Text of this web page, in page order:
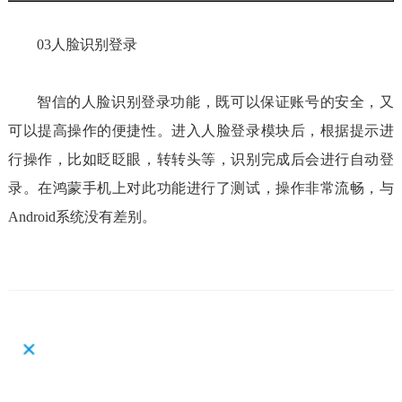
03人脸识别登录
智信的人脸识别登录功能，既可以保证账号的安全，又
可以提高操作的便捷性。进入人脸登录模块后，根据提示进
行操作，比如眨眨眼，转转头等，识别完成后会进行自动登
录。在鸿蒙手机上对此功能进行了测试，操作非常流畅，与
Android系统没有差别。